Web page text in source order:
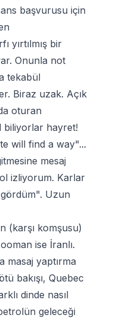
başvurusu için
yırtılmış bir
Onunla not
tekabül
Biraz uzak. Açık
oturan
biliyorlar hayret!
will find a way"...
mesaj
izliyorum. Karlar
Uzun
(karşı komşusu)
ise İranlı.
yaptırma
bakışı, Quebec
dinde nasıl
geleceği